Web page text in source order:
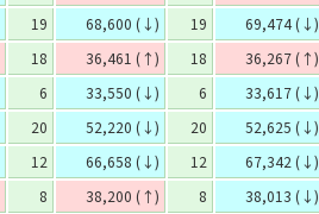
19 68,600 (↓) 19 69,474 (↓)
18 36,461 (↑) 18 36,267 (↑)
6 33,550 (↓) 6 33,617 (↓)
20 52,220 (↓) 20 52,625 (↓)
12 66,658 (↓) 12 67,342 (↓)
8 38,200 (↑) 8 38,013 (↓)